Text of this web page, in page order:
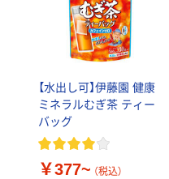
【水出し可】伊藤園 健康
ミネラルむぎ茶 ティー
バッグ
￥377~ （税込）